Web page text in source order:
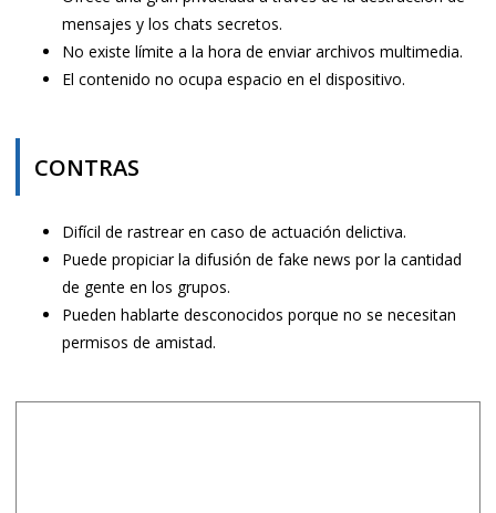
mensajes y los chats secretos.
No existe límite a la hora de enviar archivos multimedia.
El contenido no ocupa espacio en el dispositivo.
CONTRAS
Difícil de rastrear en caso de actuación delictiva.
Puede propiciar la difusión de fake news por la cantidad
de gente en los grupos.
Pueden hablarte desconocidos porque no se necesitan
permisos de amistad.